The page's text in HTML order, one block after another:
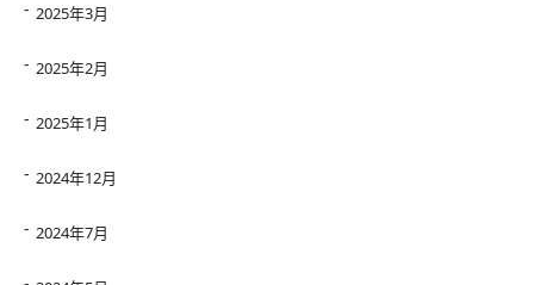
2025年3月
2025年2月
2025年1月
2024年12月
2024年7月